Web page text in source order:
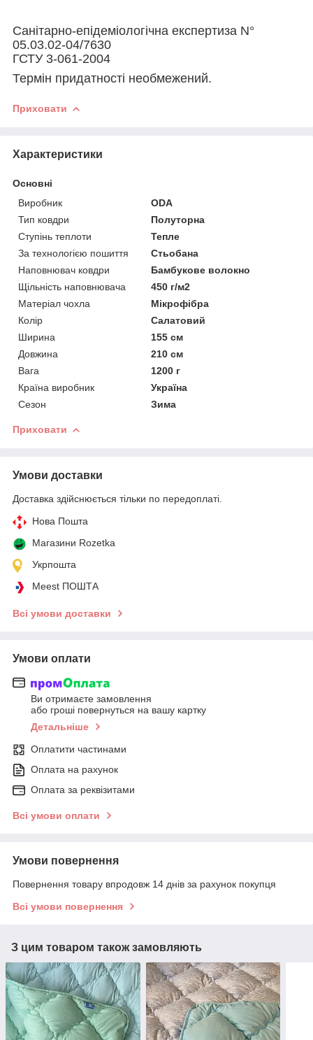
Санітарно-епідеміологічна експертиза N°
05.03.02-04/7630
ГСТУ 3-061-2004
Термін придатності необмежений.
Приховати
Характеристики
Основні
Виробник
ODA
Тип ковдри
Полуторна
Ступінь теплоти
Тепле
За технологією пошиття
Стьобана
Наповнювач ковдри
Бамбукове волокно
Щільність наповнювача
450 г/м2
Матеріал чохла
Мікрофібра
Колір
Салатовий
Ширина
155 см
Довжина
210 см
Вага
1200 г
Країна виробник
Україна
Сезон
Зима
Приховати
Умови доставки
Доставка здійснюється тільки по передоплаті.
Нова Пошта
Магазини Rozetka
Укрпошта
Meest ПОШТА
Всі умови доставки
Умови оплати
Ви отримаєте замовлення
або гроші повернуться на вашу картку
Детальніше
Оплатити частинами
Оплата на рахунок
Оплата за реквізитами
Всі умови оплати
Умови повернення
Повернення товару впродовж 14 днів за рахунок покупця
Всі умови повернення
З цим товаром також замовляють